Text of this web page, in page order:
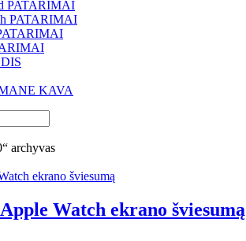
PATARIMAI
PATARIMAI
KAVA
archyvas
Watch ekrano šviesumą